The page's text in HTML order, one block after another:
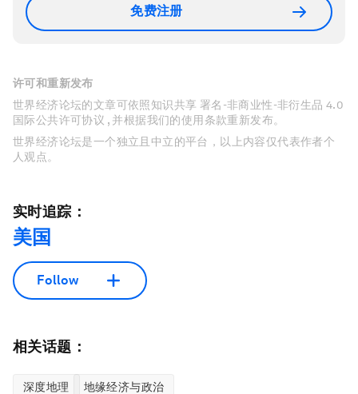
免费注册
许可和重新发布
世界经济论坛的文章可依照知识共享 署名-非商业性-非衍生品 4.0
国际公共许可协议 , 并根据我们的使用条款重新发布。
世界经济论坛是一个独立且中立的平台，以上内容仅代表作者个
人观点。
实时追踪：
美国
Follow
相关话题：
深度地理 地缘经济与政治